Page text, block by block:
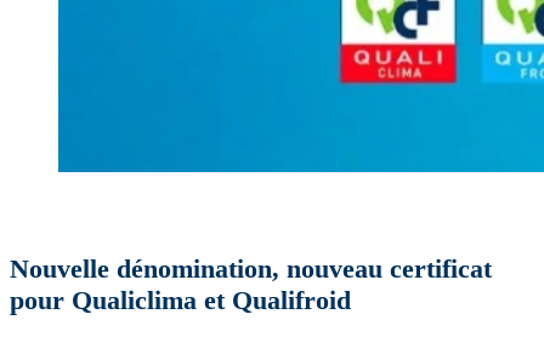
Nouvelle dénomination, nouveau certificat
pour Qualiclima et Qualifroid